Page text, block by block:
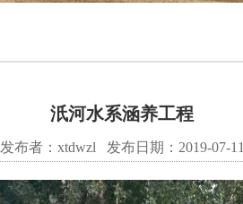
汦河水系涵养工程
发布者：xtdwzl 发布日期：2019-07-11